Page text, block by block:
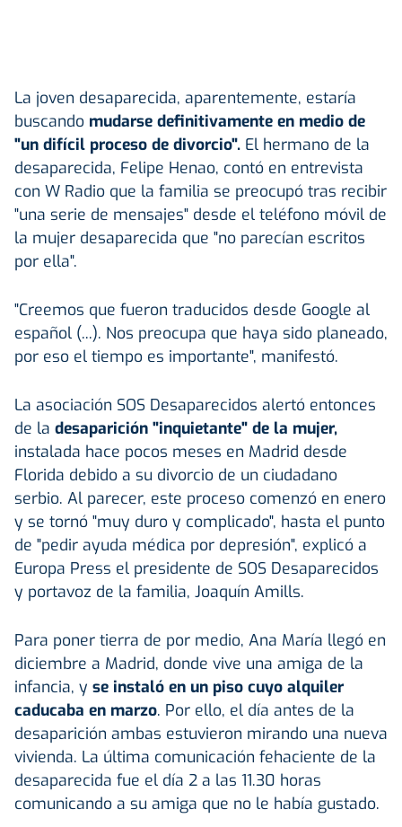
La joven desaparecida, aparentemente, estaría
buscando mudarse definitivamente en medio de
"un difícil proceso de divorcio". El hermano de la
desaparecida, Felipe Henao, contó en entrevista
con W Radio que la familia se preocupó tras recibir
"una serie de mensajes" desde el teléfono móvil de
la mujer desaparecida que "no parecían escritos
por ella".
"Creemos que fueron traducidos desde Google al
español (...). Nos preocupa que haya sido planeado,
por eso el tiempo es importante", manifestó.
La asociación SOS Desaparecidos alertó entonces
de la desaparición "inquietante" de la mujer,
instalada hace pocos meses en Madrid desde
Florida debido a su divorcio de un ciudadano
serbio. Al parecer, este proceso comenzó en enero
y se tornó "muy duro y complicado", hasta el punto
de "pedir ayuda médica por depresión", explicó a
Europa Press el presidente de SOS Desaparecidos
y portavoz de la familia, Joaquín Amills.
Para poner tierra de por medio, Ana María llegó en
diciembre a Madrid, donde vive una amiga de la
infancia, y se instaló en un piso cuyo alquiler
caducaba en marzo. Por ello, el día antes de la
desaparición ambas estuvieron mirando una nueva
vivienda. La última comunicación fehaciente de la
desaparecida fue el día 2 a las 11.30 horas
comunicando a su amiga que no le había gustado.